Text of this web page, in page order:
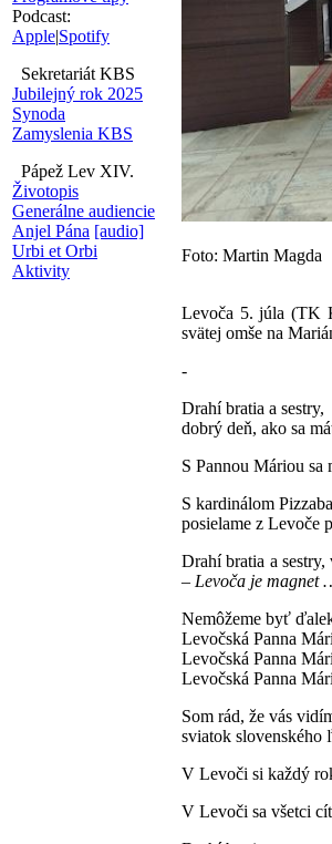
Podcast:
Apple|Spotify
Sekretariát KBS
Jubilejný rok 2025
Synoda
Zamyslenia KBS
Pápež Lev XIV.
Životopis
Generálne audiencie
Anjel Pána [audio]
Urbi et Orbi
Aktivity
Foto: Martin Magda
Levoča 5. júla (TK
svätej omše na
-
Drahí bratia a sestry,
dobrý deň, ako sa
S Pannou Máriou sa
S kardinálom
posielame z Levoče
Drahí bratia a
– Levoča je magnet
Nemôžeme byť
Levočská Panna
Levočská Panna
Levočská Panna
Som rád, že vás
sviatok slovenského
V Levoči si každý
V Levoči sa všetci